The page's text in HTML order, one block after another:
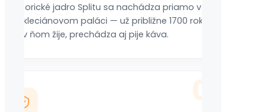
Historické jadro Splitu sa nachádza priamo v
Diokleciánovom paláci — už približne 1700 rokov
sa v ňom žije, prechádza aj pije káva.